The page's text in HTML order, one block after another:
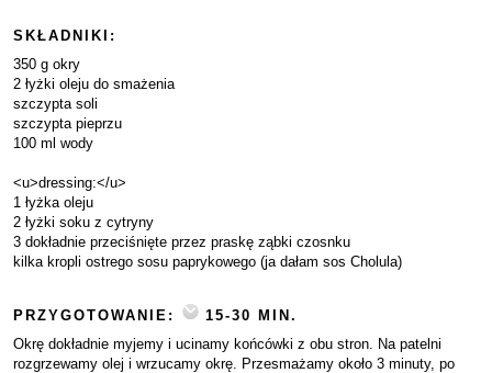
SKŁADNIKI:
350 g okry
2 łyżki oleju do smażenia
szczypta soli
szczypta pieprzu
100 ml wody
<u>dressing:</u>
1 łyżka oleju
2 łyżki soku z cytryny
3 dokładnie przeciśnięte przez praskę ząbki czosnku
kilka kropli ostrego sosu paprykowego (ja dałam sos Cholula)
PRZYGOTOWANIE:
15-30 MIN.
Okrę dokładnie myjemy i ucinamy końcówki z obu stron. Na patelni
rozgrzewamy olej i wrzucamy okrę. Przesmażamy około 3 minuty, po